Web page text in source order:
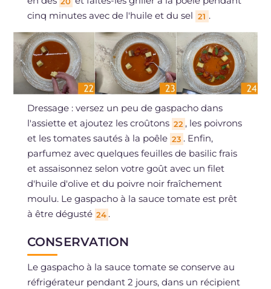
cinq minutes avec de l'huile et du sel 21 .
Dressage : versez un peu de gaspacho dans
l'assiette et ajoutez les croûtons 22 , les poivrons
et les tomates sautés à la poêle 23 . Enfin,
parfumez avec quelques feuilles de basilic frais
et assaisonnez selon votre goût avec un filet
d'huile d'olive et du poivre noir fraîchement
moulu. Le gaspacho à la sauce tomate est prêt
à être dégusté 24 .
CONSERVATION
Le gaspacho à la sauce tomate se conserve au
réfrigérateur pendant 2 jours, dans un récipient